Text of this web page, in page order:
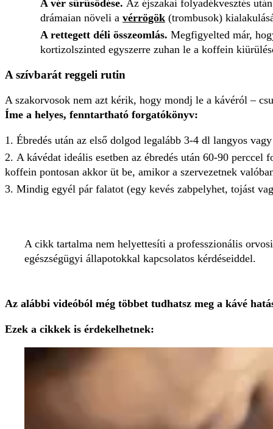
A vér sűrűsödése. Az éjszakai folyadékvesztés
drámaian növeli a vérrögök (trombusok)
A rettegett déli összeomlás. Megfigyelted már,
kortizolszinted egyszerre zuhan le a koffein
A szívbarát reggeli rutin
A szakorvosok nem azt kérik, hogy mondj le a kávéról –
Íme a helyes, fenntartható forgatókönyv:
Ébredés után az első dolgod legalább 3-4 dl langyos
A kávédat ideális esetben az ébredés után 60-90
koffein pontosan akkor üt be, amikor a szervezetnek
Mindig egyél pár falatot (egy kevés zabpelyhet, tojást
A cikk tartalma nem helyettesíti a professzionális
egészségügyi állapotokkal kapcsolatos kérdéseiddel.
Az alábbi videóból még többet tudhatsz meg a kávé
Ezek a cikkek is érdekelhetnek: